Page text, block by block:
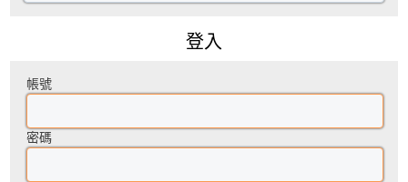
登入
帳號
密碼